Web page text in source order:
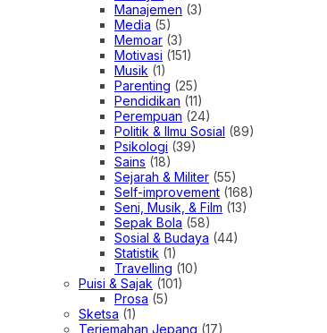
Manajemen (3)
Media (5)
Memoar (3)
Motivasi (151)
Musik (1)
Parenting (25)
Pendidikan (11)
Perempuan (24)
Politik & Ilmu Sosial (89)
Psikologi (39)
Sains (18)
Sejarah & Militer (55)
Self-improvement (168)
Seni, Musik, & Film (13)
Sepak Bola (58)
Sosial & Budaya (44)
Statistik (1)
Travelling (10)
Puisi & Sajak (101)
Prosa (5)
Sketsa (1)
Terjemahan Jepang (17)